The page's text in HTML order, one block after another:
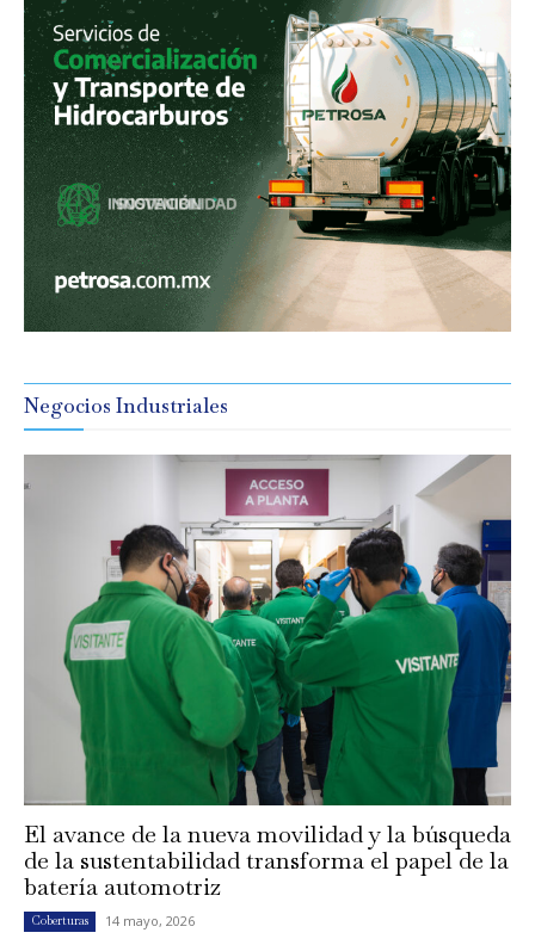
Negocios Industriales
El avance de la nueva movilidad y la búsqueda
de la sustentabilidad transforma el papel de la
batería automotriz
Coberturas 14 mayo, 2026